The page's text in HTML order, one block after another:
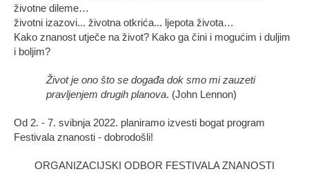
životne dileme…
životni izazovi... životna otkrića... ljepota života…
Kako znanost utječe na život? Kako ga čini i mogućim i duljim
i boljim?
Život je ono što se događa dok smo mi zauzeti
pravljenjem drugih planova. (John Lennon)
Od 2. - 7. svibnja 2022. planiramo izvesti bogat program
Festivala znanosti - dobrodošli!
ORGANIZACIJSKI ODBOR FESTIVALA ZNANOSTI